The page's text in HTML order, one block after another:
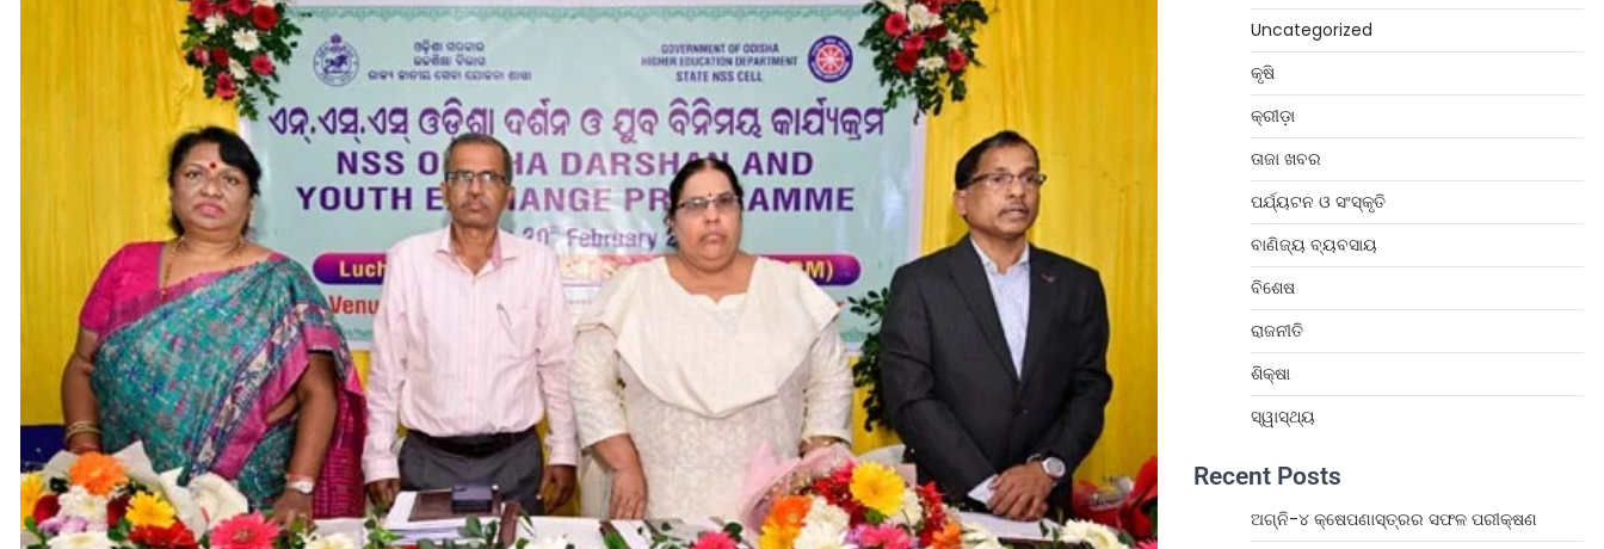
Uncategorized
କୃଷି
କ୍ରୀଡ଼ା
ତାଜା ଖବର
ପର୍ଯ୍ୟଟନ ଓ ସଂସ୍କୃତି
ବାଣିଜ୍ୟ ବ୍ୟବସାୟ
ବିଶେଷ
ରାଜନୀତି
ଶିକ୍ଷା
ସ୍ୱାସ୍ଥ୍ୟ
Recent Posts
ଅଗ୍ନି-୪ କ୍ଷେପଣାସ୍ତ୍ରର ସଫଳ ପରୀକ୍ଷଣ